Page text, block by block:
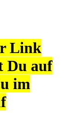
Link
Du auf
im